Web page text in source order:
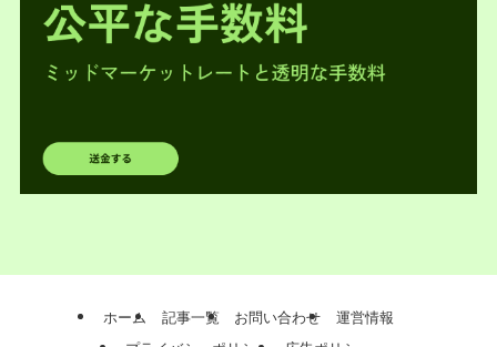
ホーム 記事一覧 お問い合わせ
運営情報